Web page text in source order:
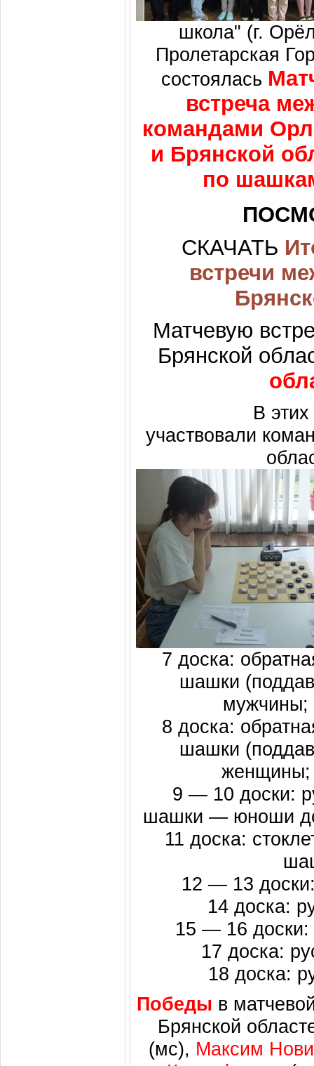
школа" (г.
Пролетарская
состоялась
встреча
командами
и Брянской
по
СКАЧАТЬ
встречи
Матчевую
Брянской
В этих
участвовали
7 доска:
шашки
мужчины;
8 доска:
шашки
женщины;
9 — 10 доски:
шашки — юноши
11 доска:
12 — 13
14 доска:
15 — 16 доски:
17 доска:
18 доска:
Победы в
Брянской
(мс), Максим